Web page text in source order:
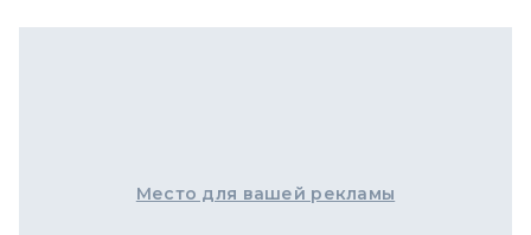
Место для вашей рекламы